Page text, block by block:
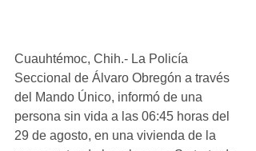
Cuauhtémoc, Chih.- La Policía
Seccional de Álvaro Obregón a través
del Mando Único, informó de una
persona sin vida a las 06:45 horas del
29 de agosto, en una vivienda de la